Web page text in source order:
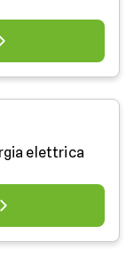
elettrica